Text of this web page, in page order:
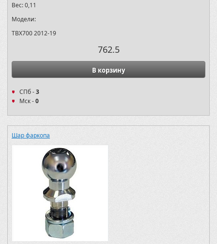
Вес:0,11
Модели:
TBX700 2012-19
762.5
В корзину
СПб -3
Мск -0
Шар фаркопа